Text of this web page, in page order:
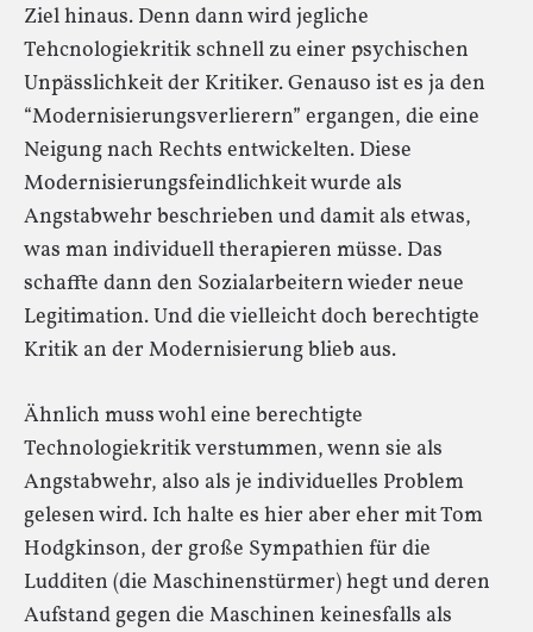
Ziel hinaus. Denn dann wird jegliche
Tehcnologiekritik schnell zu einer psychischen
Unpässlichkeit der Kritiker. Genauso ist es ja den
“Modernisierungsverlierern” ergangen, die eine
Neigung nach Rechts entwickelten. Diese
Modernisierungsfeindlichkeit wurde als
Angstabwehr beschrieben und damit als etwas,
was man individuell therapieren müsse. Das
schaffte dann den Sozialarbeitern wieder neue
Legitimation. Und die vielleicht doch berechtigte
Kritik an der Modernisierung blieb aus.
Ähnlich muss wohl eine berechtigte
Technologiekritik verstummen, wenn sie als
Angstabwehr, also als je individuelles Problem
gelesen wird. Ich halte es hier aber eher mit Tom
Hodgkinson, der große Sympathien für die
Ludditen (die Maschinenstürmer) hegt und deren
Aufstand gegen die Maschinen keinesfalls als